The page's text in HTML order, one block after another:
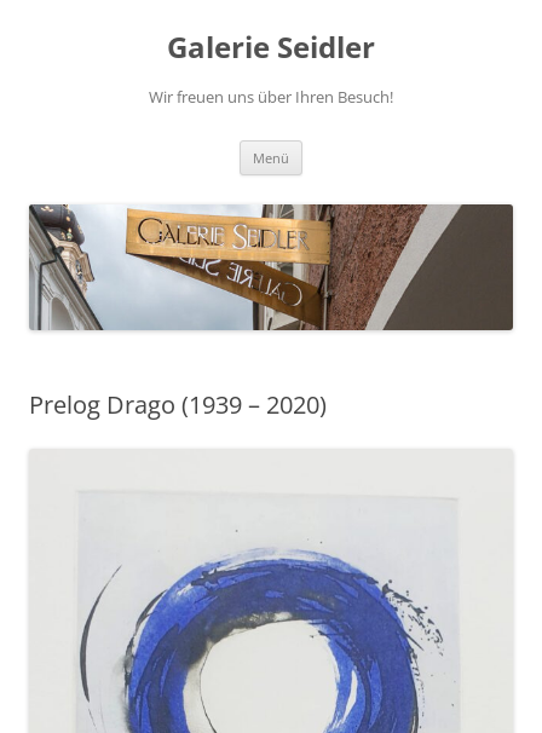
Galerie Seidler
Wir freuen uns über Ihren Besuch!
Menü
Prelog Drago (1939 – 2020)